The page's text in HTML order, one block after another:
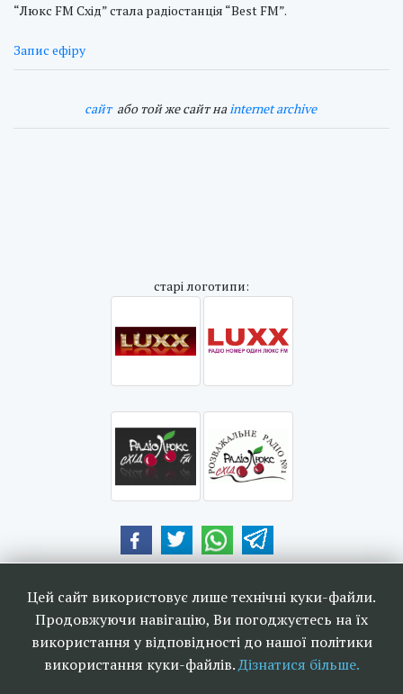
“Люкс FM Схід” стала радіостанція “Best FM”.
Запис ефіру
cайтабо той же сайт наinternet archive
cтарі логотипи:
Цей сайт використовує лише технічні куки-файли.
Продовжуючи навігацію, Ви погоджуєтесь на їх
використання у відповідності до нашої політики
використання куки-файлів.Дізнатися більше.